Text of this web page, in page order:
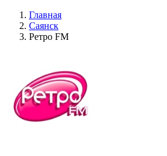
Главная
Саянск
Ретро FM